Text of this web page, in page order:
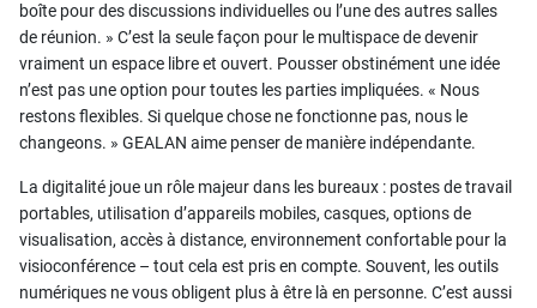
boîte pour des discussions individuelles ou l’une des autres salles
de réunion. » C’est la seule façon pour le multispace de devenir
vraiment un espace libre et ouvert. Pousser obstinément une idée
n’est pas une option pour toutes les parties impliquées. « Nous
restons flexibles. Si quelque chose ne fonctionne pas, nous le
changeons. » GEALAN aime penser de manière indépendante.
La digitalité joue un rôle majeur dans les bureaux : postes de travail
portables, utilisation d’appareils mobiles, casques, options de
visualisation, accès à distance, environnement confortable pour la
visioconférence – tout cela est pris en compte. Souvent, les outils
numériques ne vous obligent plus à être là en personne. C’est aussi